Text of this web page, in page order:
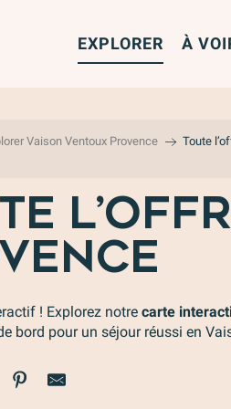
EXPLORER À
Vaison Ventoux Provence Toute
! Explorez notre carte
bord pour un séjour réussi en